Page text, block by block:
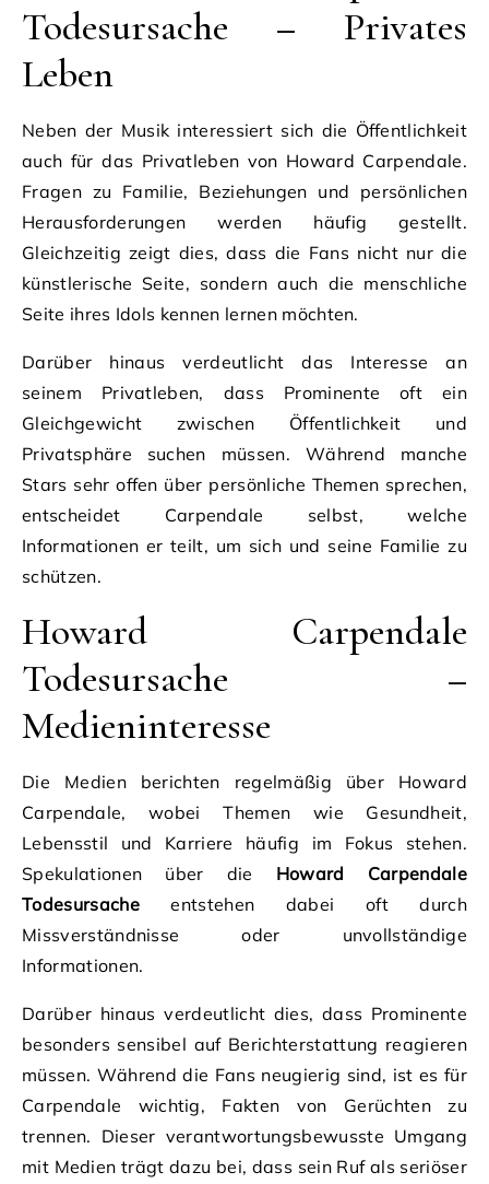
Todesursache – Privates
Leben
Neben der Musik interessiert sich die Öffentlichkeit
auch für das Privatleben von Howard Carpendale.
Fragen zu Familie, Beziehungen und persönlichen
Herausforderungen werden häufig gestellt.
Gleichzeitig zeigt dies, dass die Fans nicht nur die
künstlerische Seite, sondern auch die menschliche
Seite ihres Idols kennen lernen möchten.
Darüber hinaus verdeutlicht das Interesse an
seinem Privatleben, dass Prominente oft ein
Gleichgewicht zwischen Öffentlichkeit und
Privatsphäre suchen müssen. Während manche
Stars sehr offen über persönliche Themen sprechen,
entscheidet Carpendale selbst, welche
Informationen er teilt, um sich und seine Familie zu
schützen.
Howard Carpendale
Todesursache –
Medieninteresse
Die Medien berichten regelmäßig über Howard
Carpendale, wobei Themen wie Gesundheit,
Lebensstil und Karriere häufig im Fokus stehen.
Spekulationen über die Howard Carpendale
Todesursacheentstehen dabei oft durch
Missverständnisse oder unvollständige
Informationen.
Darüber hinaus verdeutlicht dies, dass Prominente
besonders sensibel auf Berichterstattung reagieren
müssen. Während die Fans neugierig sind, ist es für
Carpendale wichtig, Fakten von Gerüchten zu
trennen. Dieser verantwortungsbewusste Umgang
mit Medien trägt dazu bei, dass sein Ruf als seriöser